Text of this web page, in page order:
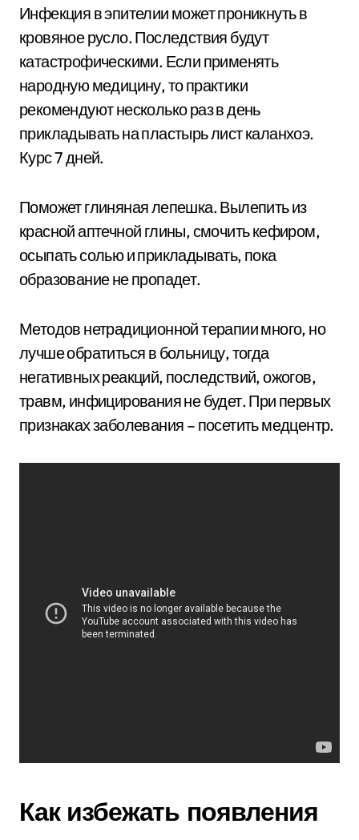
Инфекция в эпителии может проникнуть в
кровяное русло. Последствия будут
катастрофическими. Если применять
народную медицину, то практики
рекомендуют несколько раз в день
прикладывать на пластырь лист каланхоэ.
Курс 7 дней.
Поможет глиняная лепешка. Вылепить из
красной аптечной глины, смочить кефиром,
осыпать солью и прикладывать, пока
образование не пропадет.
Методов нетрадиционной терапии много, но
лучше обратиться в больницу, тогда
негативных реакций, последствий, ожогов,
травм, инфицирования не будет. При первых
признаках заболевания – посетить медцентр.
Как избежать появления